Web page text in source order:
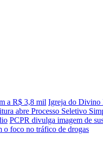
a R$ 3,8 mil Igreja do Divino
abre Processo Seletivo
PCPR divulga imagem de
o foco no tráfico de drogas